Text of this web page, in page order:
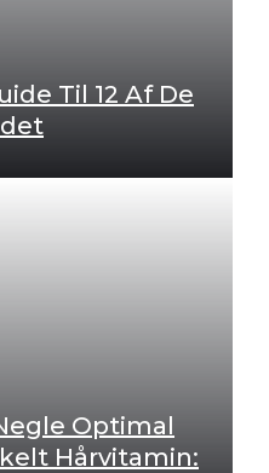
Til 12 Af De
Optimal
Hårvitamin: